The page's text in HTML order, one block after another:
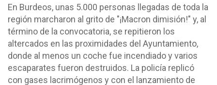
En Burdeos, unas 5.000 personas llegadas de toda la
región marcharon al grito de "¡Macron dimisión!" y, al
término de la convocatoria, se repitieron los
altercados en las proximidades del Ayuntamiento,
donde al menos un coche fue incendiado y varios
escaparates fueron destruidos. La policía replicó
con gases lacrimógenos y con el lanzamiento de